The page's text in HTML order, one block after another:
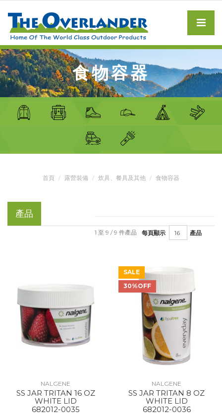
食物容器
首頁 露營裝備 炊具、餐具及其他 食物容器
產品
每頁顯示 產品
1 至 9 / 9 件產品
NALGENE
SS JAR TRITAN 16 OZ
WHITE LID
682012-0035
SALE
30%OFF
NALGENE
SS JAR TRITAN 8 OZ
WHITE LID
682012-0036